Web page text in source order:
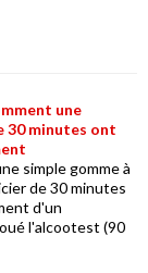
une
30 minutes ont
simple gomme à
de 30 minutes
d'un
l'alcootest (90